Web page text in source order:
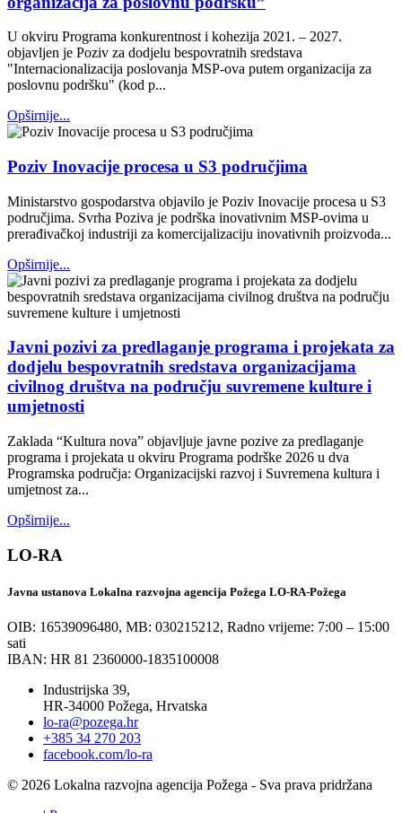
U okviru Programa konkurentnost i kohezija 2021. – 2027.
objavljen je Poziv za dodjelu bespovratnih sredstava
"Internacionalizacija poslovanja MSP-ova putem organizacija za
poslovnu podršku" (kod p...
Opširnije...
Poziv Inovacije procesa u S3 područjima
Ministarstvo gospodarstva objavilo je Poziv Inovacije procesa u S3
područjima. Svrha Poziva je podrška inovativnim MSP-ovima u
prerađivačkoj industriji za komercijalizaciju inovativnih proizvoda...
Opširnije...
Javni pozivi za predlaganje programa i projekata za
dodjelu bespovratnih sredstava organizacijama
civilnog društva na području suvremene kulture i
umjetnosti
Zaklada “Kultura nova” objavljuje javne pozive za predlaganje
programa i projekata u okviru Programa podrške 2026 u dva
Programska područja: Organizacijski razvoj i Suvremena kultura i
umjetnost za...
Opširnije...
LO-RA
Javna ustanova Lokalna razvojna agencija Požega LO-RA-Požega
OIB: 16539096480, MB: 030215212, Radno vrijeme: 7:00 – 15:00
sati
IBAN: HR 81 2360000-1835100008
Industrijska 39,
HR-34000 Požega, Hrvatska
lo-ra@pozega.hr
+385 34 270 203
facebook.com/lo-ra
© 2026 Lokalna razvojna agencija Požega - Sva prava pridržana